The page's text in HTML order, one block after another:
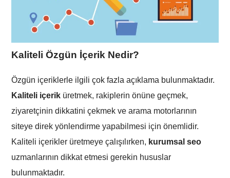
Kaliteli Özgün İçerik Nedir?
Özgün içeriklerle ilgili çok fazla açıklama bulunmaktadır.
Kaliteli içerik üretmek, rakiplerin önüne geçmek,
ziyaretçinin dikkatini çekmek ve arama motorlarının
siteye direk yönlendirme yapabilmesi için önemlidir.
Kaliteli içerikler üretmeye çalışılırken, kurumsal seo
uzmanlarının dikkat etmesi gerekin hususlar
bulunmaktadır.